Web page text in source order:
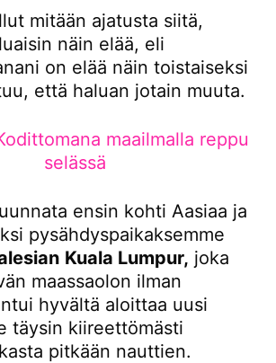
mitään ajatusta siitä,
näin elää, eli
on elää näin toistaiseksi
että haluan jotain muuta.
maailmalla reppu
selässä
ensin kohti Aasiaa ja
pysähdyspaikaksemme
Kuala Lumpur, joka
maassaolon ilman
hyvältä aloittaa uusi
täysin kiireettömästi
pitkään nauttien.